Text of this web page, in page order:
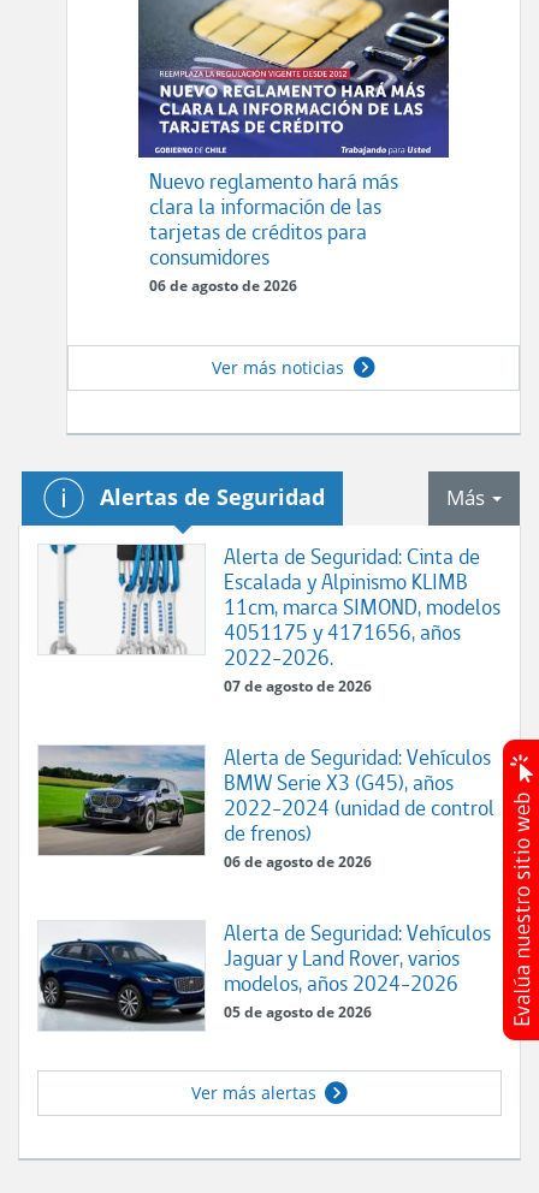
Nuevo reglamento hará más
clara la información de las
tarjetas de créditos para
consumidores
06 de agosto de 2026
Ver más noticias
Más
Alertas de Seguridad
Alerta de Seguridad: Cinta de
Escalada y Alpinismo KLIMB
11cm, marca SIMOND, modelos
4051175 y 4171656, años
2022-2026.
07 de agosto de 2026
Alerta de Seguridad: Vehículos
BMW Serie X3 (G45), años
2022-2024 (unidad de control
de frenos)
06 de agosto de 2026
Alerta de Seguridad: Vehículos
Jaguar y Land Rover, varios
modelos, años 2024-2026
05 de agosto de 2026
Ver más alertas